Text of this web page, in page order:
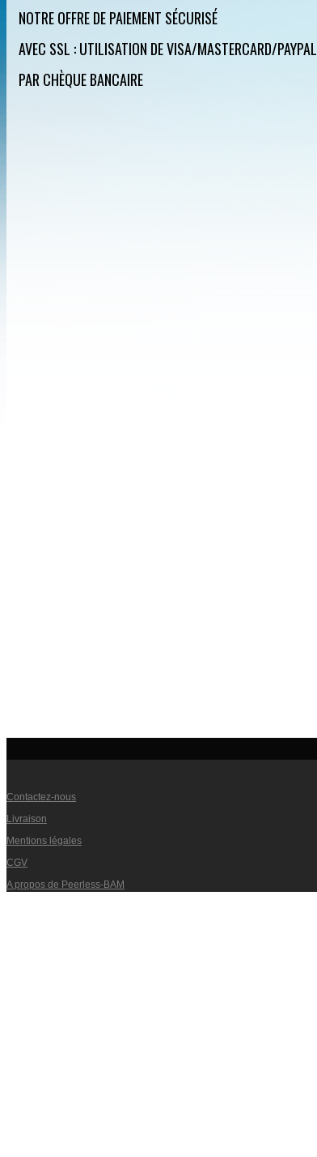
NOTRE OFFRE DE PAIEMENT SÉCURISÉ
AVEC SSL : UTILISATION DE VISA/MASTERCARD/PAYPAL
PAR CHÈQUE BANCAIRE
Contactez-nous
Livraison
Mentions légales
CGV
A propos de Peerless-BAM